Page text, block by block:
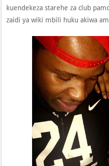
kuendekeza starehe za club
zaidi ya wiki mbili huku akiwa